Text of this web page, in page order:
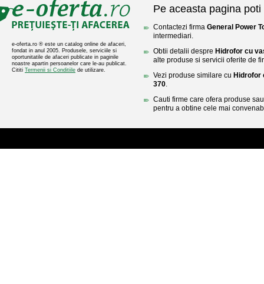
e-oferta.ro ® este un catalog online de afaceri,
fondat in anul 2005. Produsele, serviciile si
oportunitatile de afaceri publicate in paginile
noastre apartin persoanelor care le-au publicat.
Cititi Termenii si Conditiile de utilizare.
Pe aceasta pagina poti
Contactezi firma General Power
intermediari.
Obtii detalii despre Hidrofor cu
alte produse si servicii oferite de
Vezi produse similare cu Hidrofor
370.
Cauti firme care ofera produse
pentru a obtine cele mai